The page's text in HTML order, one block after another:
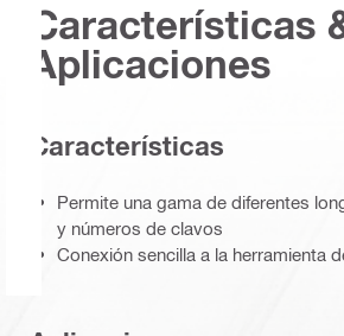
Características
Aplicaciones
Características
Permite una gama de diferentes
y números de clavos
Conexión sencilla a la herramienta